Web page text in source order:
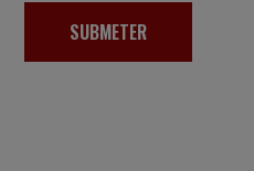
SUBMETER